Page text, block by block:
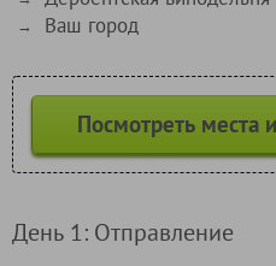
→ Ваш город
Посмотреть места
День 1: Отправление